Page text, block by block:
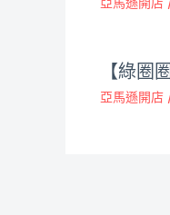
【綠圈
亞馬遜開店